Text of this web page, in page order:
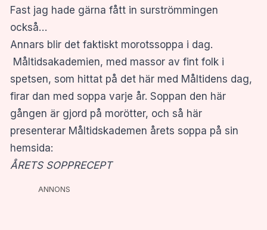
Fast jag hade gärna fått in surströmmingen
också…
Annars blir det faktiskt morotssoppa i dag.
Måltidsakademien, med massor av fint folk i
spetsen, som hittat på det här med Måltidens dag,
firar dan med soppa varje år. Soppan den här
gången är gjord på morötter, och så här
presenterar Måltidskademen årets soppa på sin
hemsida:
ÅRETS SOPPRECEPT
ANNONS